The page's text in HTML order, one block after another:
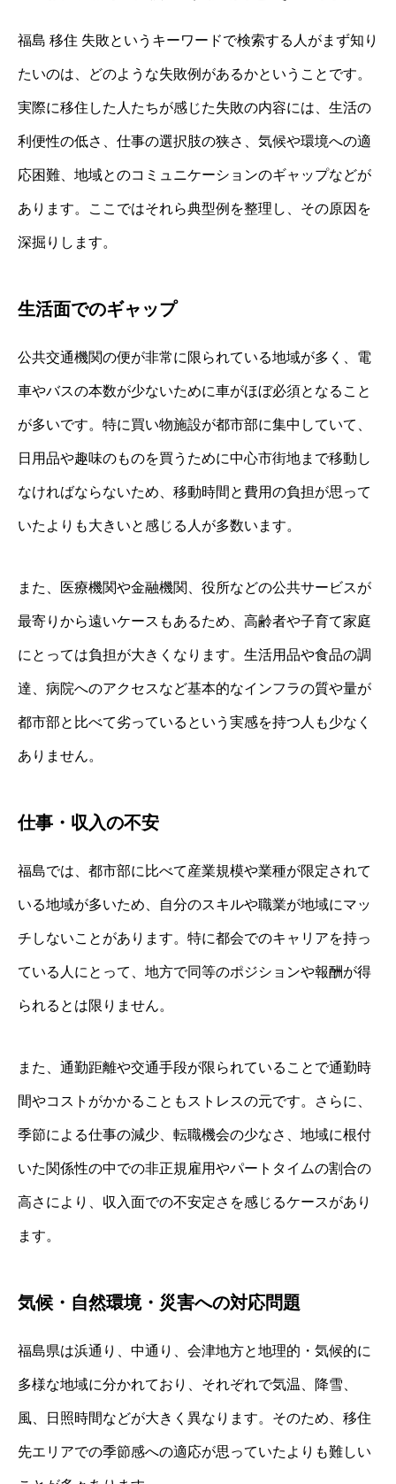
福島 移住 失敗というキーワードで検索する人がまず知り
たいのは、どのような失敗例があるかということです。
実際に移住した人たちが感じた失敗の内容には、生活の
利便性の低さ、仕事の選択肢の狭さ、気候や環境への適
応困難、地域とのコミュニケーションのギャップなどが
あります。ここではそれら典型例を整理し、その原因を
深掘りします。
生活面でのギャップ
公共交通機関の便が非常に限られている地域が多く、電
車やバスの本数が少ないために車がほぼ必須となること
が多いです。特に買い物施設が都市部に集中していて、
日用品や趣味のものを買うために中心市街地まで移動し
なければならないため、移動時間と費用の負担が思って
いたよりも大きいと感じる人が多数います。
また、医療機関や金融機関、役所などの公共サービスが
最寄りから遠いケースもあるため、高齢者や子育て家庭
にとっては負担が大きくなります。生活用品や食品の調
達、病院へのアクセスなど基本的なインフラの質や量が
都市部と比べて劣っているという実感を持つ人も少なく
ありません。
仕事・収入の不安
福島では、都市部に比べて産業規模や業種が限定されて
いる地域が多いため、自分のスキルや職業が地域にマッ
チしないことがあります。特に都会でのキャリアを持っ
ている人にとって、地方で同等のポジションや報酬が得
られるとは限りません。
また、通勤距離や交通手段が限られていることで通勤時
間やコストがかかることもストレスの元です。さらに、
季節による仕事の減少、転職機会の少なさ、地域に根付
いた関係性の中での非正規雇用やパートタイムの割合の
高さにより、収入面での不安定さを感じるケースがあり
ます。
気候・自然環境・災害への対応問題
福島県は浜通り、中通り、会津地方と地理的・気候的に
多様な地域に分かれており、それぞれで気温、降雪、
風、日照時間などが大きく異なります。そのため、移住
先エリアでの季節感への適応が思っていたよりも難しい